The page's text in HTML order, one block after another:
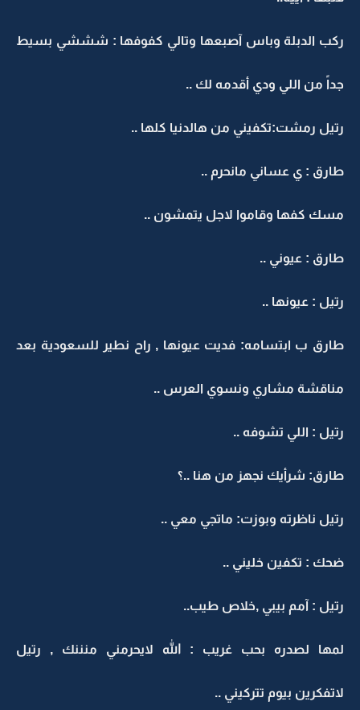
ركب الدبلة وباس آصبعها وتالي كفوفها : شششي بسيط
جداً من اللي ودي أقدمه لك ..
رتيل رمشت:تكفيني من هالدنيا كلها ..
طارق : ي عساني مانحرم ..
مسك كفها وقاموا لاجل يتمشون ..
طارق : عيوني ..
رتيل : عيونها ..
طارق ب ابتسامه: فديت عيونها , راح نطير للسعودية بعد
مناقشة مشاري ونسوي العرس ..
رتيل : اللي تشوفه ..
طارق: شرأيك نجهز من هنا ..؟
رتيل ناظرته وبوزت: ماتجي معي ..
ضحك : تكفين خليني ..
رتيل : آمم بيبي ,خلاص طيب..
لمها لصدره بحب غريب : الله لايحرمني منننك , رتيل
لاتفكرين بيوم تتركيني ..